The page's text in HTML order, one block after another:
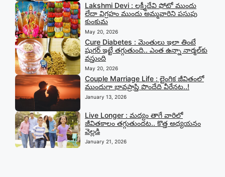
Lakshmi Devi : లక్ష్మీదేవి ఫోటో ముందు
లేదా విగ్రహం ముందు అమ్మవారిని పసుపు
కుంకుమ
May 20, 2026
Cure Diabetes : మెంతులు ఇలా తింటే
షుగర్ ఇట్టే తగ్గుతుంది.. ఎంత ఉన్నా నార్మల్‍కు
వస్తుంది
May 20, 2026
Couple Marriage Life : లైంగిక జీవితంలో
ముందుగా భావప్రాప్తి పొందేది వీరేనట..!
January 13, 2026
Live Longer : మద్యం తాగే వారిలో
జీవితకాలం తగ్గుతుందట.. కొత్త అధ్యయనం
వెల్లడి
January 21, 2026